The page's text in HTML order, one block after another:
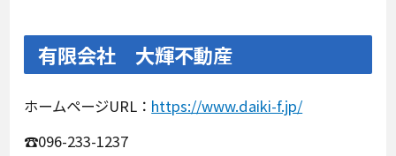
有限会社 大輝不動産
ホームページURL： https://www.daiki-f.jp/
☎096-233-1237